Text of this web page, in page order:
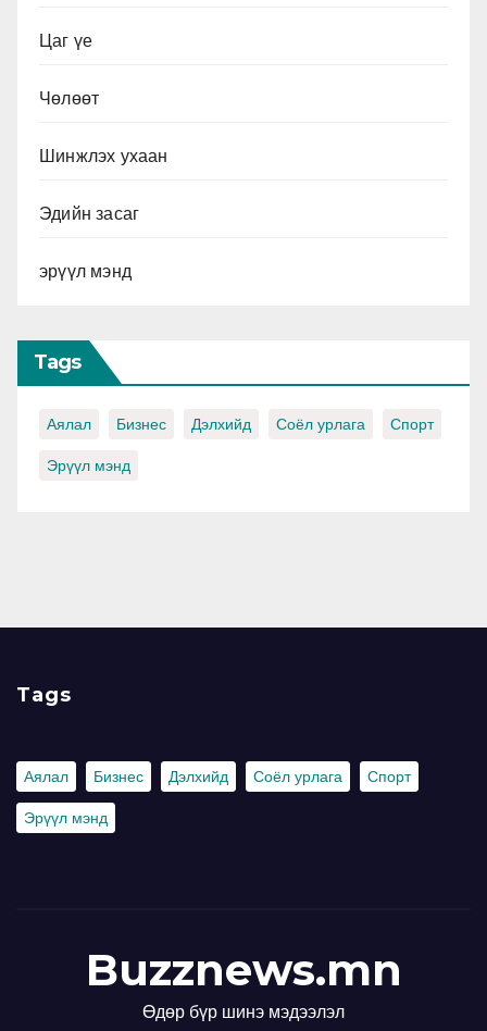
Цаг үе
Чөлөөт
Шинжлэх ухаан
Эдийн засаг
эрүүл мэнд
Tags
Аялал Бизнес Дэлхийд Соёл урлага Спорт
Эрүүл мэнд
Tags
Аялал Бизнес Дэлхийд Соёл урлага Спорт
Эрүүл мэнд
Buzznews.mn
Өдөр бүр шинэ мэдээлэл